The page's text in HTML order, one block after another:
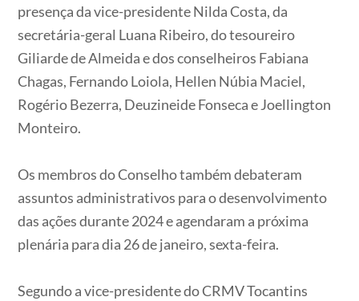
presença da vice-presidente Nilda Costa, da
secretária-geral Luana Ribeiro, do tesoureiro
Giliarde de Almeida e dos conselheiros Fabiana
Chagas, Fernando Loiola, Hellen Núbia Maciel,
Rogério Bezerra, Deuzineide Fonseca e Joellington
Monteiro.
Os membros do Conselho também debateram
assuntos administrativos para o desenvolvimento
das ações durante 2024 e agendaram a próxima
plenária para dia 26 de janeiro, sexta-feira.
Segundo a vice-presidente do CRMV Tocantins